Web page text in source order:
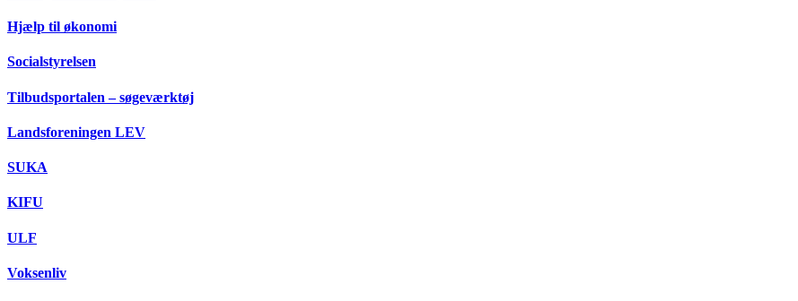
Hjælp til økonomi
Socialstyrelsen
Tilbudsportalen – søgeværktøj
Landsforeningen LEV
SUKA
KIFU
ULF
Voksenliv